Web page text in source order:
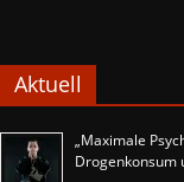
Aktuell
„Maximale
Drogenkonsum